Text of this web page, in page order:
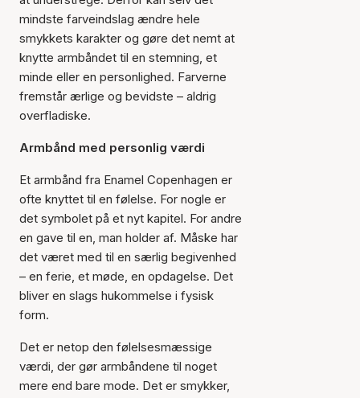
mindste farveindslag ændre hele
smykkets karakter og gøre det nemt at
knytte armbåndet til en stemning, et
minde eller en personlighed. Farverne
fremstår ærlige og bevidste – aldrig
overfladiske.
Armbånd med personlig værdi
Et armbånd fra Enamel Copenhagen er
ofte knyttet til en følelse. For nogle er
det symbolet på et nyt kapitel. For andre
en gave til en, man holder af. Måske har
det været med til en særlig begivenhed
– en ferie, et møde, en opdagelse. Det
bliver en slags hukommelse i fysisk
form.
Det er netop den følelsesmæssige
værdi, der gør armbåndene til noget
mere end bare mode. Det er smykker,